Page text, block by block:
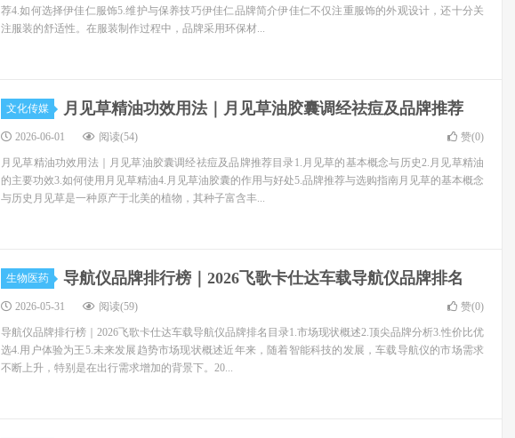
荐4.如何选择伊佳仁服饰5.维护与保养技巧伊佳仁品牌简介伊佳仁不仅注重服饰的外观设计，还十分关
注服装的舒适性。在服装制作过程中，品牌采用环保材...
文化传媒 月见草精油功效用法｜月见草油胶囊调经祛痘及品牌推荐
2026-06-01 阅读(54) 赞(0)
月见草精油功效用法｜月见草油胶囊调经祛痘及品牌推荐目录1.月见草的基本概念与历史2.月见草精油
的主要功效3.如何使用月见草精油4.月见草油胶囊的作用与好处5.品牌推荐与选购指南月见草的基本概念
与历史月见草是一种原产于北美的植物，其种子富含丰...
生物医药 导航仪品牌排行榜｜2026飞歌卡仕达车载导航仪品牌排名
2026-05-31 阅读(59) 赞(0)
导航仪品牌排行榜｜2026飞歌卡仕达车载导航仪品牌排名目录1.市场现状概述2.顶尖品牌分析3.性价比优
选4.用户体验为王5.未来发展趋势市场现状概述近年来，随着智能科技的发展，车载导航仪的市场需求
不断上升，特别是在出行需求增加的背景下。20...